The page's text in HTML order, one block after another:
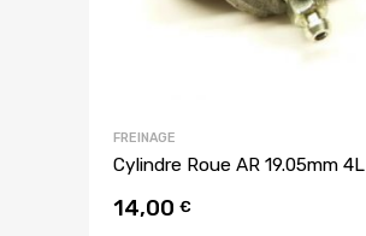
FREINAGE
Cylindre Roue AR 19.05mm 4L
14,00 €